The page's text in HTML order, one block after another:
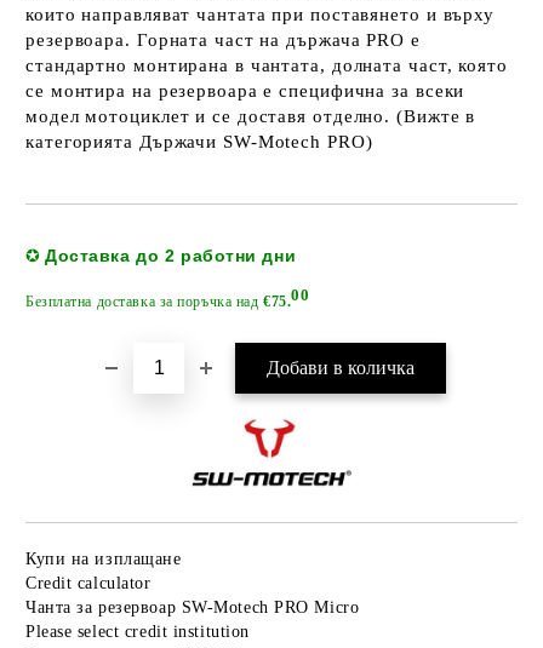
които направляват чантата при поставянето и върху
резервоара. Горната част на държача PRO е
стандартно монтирана в чантата, долната част, която
се монтира на резервоара е специфична за всеки
модел мотоциклет и се доставя отделно. (Вижте в
категорията Държачи SW-Motech PRO)
✪ Доставка до 2 работни дни
Безплатна доставка за поръчка над€75.00
Купи на изплащане
Credit calculator
Чанта за резервоар SW-Motech PRO Micro
Please select credit institution